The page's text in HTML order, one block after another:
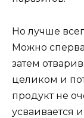
Но лучше
Можно
затем
целиком и
продукт не
усваивается